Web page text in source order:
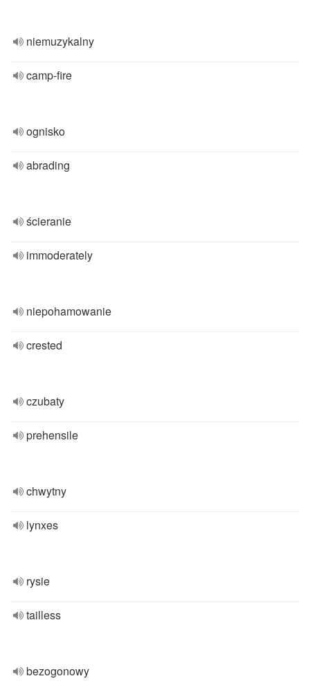
niemuzykalny
camp-fire
ognisko
abrading
ścieranie
immoderately
niepohamowanie
crested
czubaty
prehensile
chwytny
lynxes
rysie
tailless
bezogonowy